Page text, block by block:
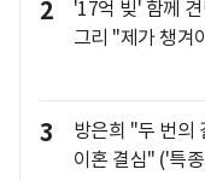
2
'17억 빚' 함께
그리 "제가 챙겨
3
방은희 "두 번의
이혼 결심" ('특